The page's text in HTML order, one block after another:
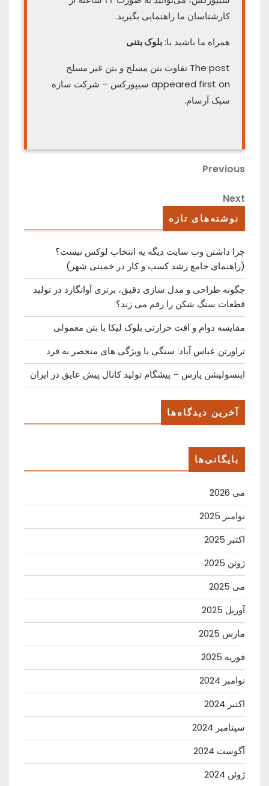
کارشناسان ما راهنمایی بگیرید.
همراه ما باشید با:بلوک بتنی
The post تفاوت بتن مسلح و بتن غیر مسلح
appeared first on سیپورکس – شرکت سازه
سبک آرسام.
راهبری
نوشته
Previous
Previous
Next
Next
نوشته‌های تازه
چرا داشتن وب سایت دیگه یه انتخاب لوکس نیست؟
(راهنمای جامع رشد کسب ‌و کار در خمینی ‌شهر)
چگونه طراحی و مدل سازی دقیق، برتری آوانگارد در تولید
قطعات سنگ شکن را رقم می زند؟
مقایسه دوام و افت حرارتی بلوک لیکا با بتن معمولی
تراورتن عباس آباد: سنگی با ویژگی های منحصر به فرد
اینسولیشن پارس – پیشگام تولید کانال پیش عایق در ایران
آخرین دیدگاه‌ها
بایگانی‌ها
می 2026
نوامبر 2025
اکتبر 2025
ژوئن 2025
می 2025
آوریل 2025
مارس 2025
فوریه 2025
نوامبر 2024
اکتبر 2024
سپتامبر 2024
آگوست 2024
ژوئن 2024